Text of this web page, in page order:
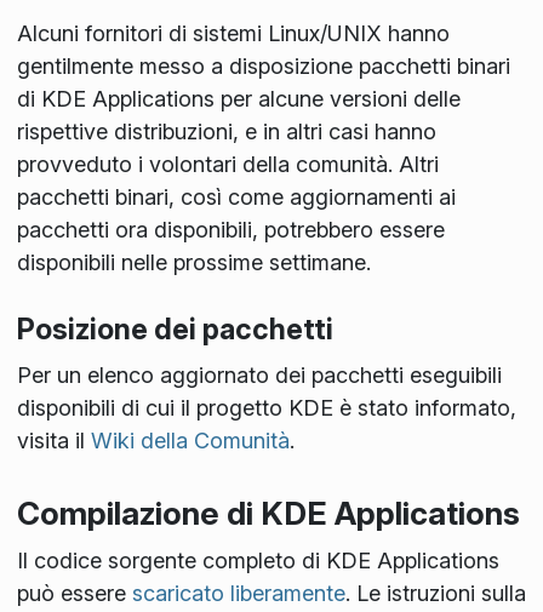
Alcuni fornitori di sistemi Linux/UNIX hanno
gentilmente messo a disposizione pacchetti binari
di KDE Applications per alcune versioni delle
rispettive distribuzioni, e in altri casi hanno
provveduto i volontari della comunità. Altri
pacchetti binari, così come aggiornamenti ai
pacchetti ora disponibili, potrebbero essere
disponibili nelle prossime settimane.
Posizione dei pacchetti
Per un elenco aggiornato dei pacchetti eseguibili
disponibili di cui il progetto KDE è stato informato,
visita il Wiki della Comunità.
Compilazione di KDE Applications
Il codice sorgente completo di KDE Applications
può essere scaricato liberamente. Le istruzioni sulla